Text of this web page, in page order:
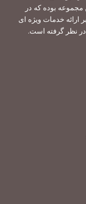
بوده که در
ارائه خدمات ویژه ای
در نظر گرفته است.